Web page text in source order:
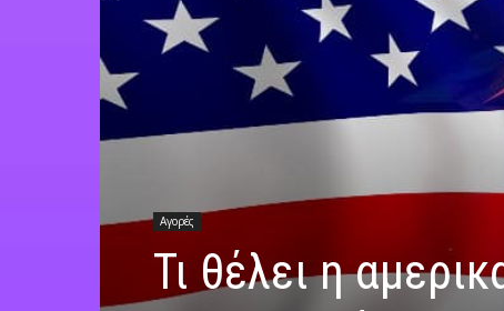
Αγορές
Τι θέλει η